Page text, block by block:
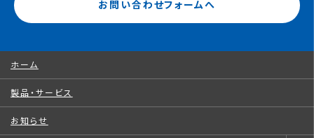
お問い合わせフォームへ
ホーム
製品・サービス
お知らせ